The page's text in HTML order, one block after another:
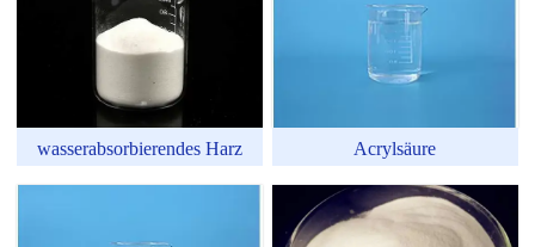
wasserabsorbierendes Harz Acrylsäure